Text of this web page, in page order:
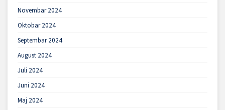
Novembar 2024
Oktobar 2024
Septembar 2024
August 2024
Juli 2024
Juni 2024
Maj 2024